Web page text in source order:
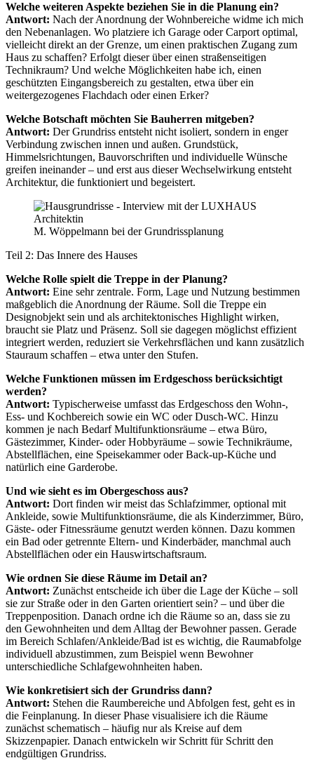
Welche weiteren Aspekte beziehen Sie in die Planung ein?
Antwort: Nach der Anordnung der Wohnbereiche widme ich mich
den Nebenanlagen. Wo platziere ich Garage oder Carport optimal,
vielleicht direkt an der Grenze, um einen praktischen Zugang zum
Haus zu schaffen? Erfolgt dieser über einen straßenseitigen
Technikraum? Und welche Möglichkeiten habe ich, einen
geschützten Eingangsbereich zu gestalten, etwa über ein
weitergezogenes Flachdach oder einen Erker?
Welche Botschaft möchten Sie Bauherren mitgeben?
Antwort: Der Grundriss entsteht nicht isoliert, sondern in enger
Verbindung zwischen innen und außen. Grundstück,
Himmelsrichtungen, Bauvorschriften und individuelle Wünsche
greifen ineinander – und erst aus dieser Wechselwirkung entsteht
Architektur, die funktioniert und begeistert.
M. Wöppelmann bei der Grundrissplanung
Teil 2: Das Innere des Hauses
Welche Rolle spielt die Treppe in der Planung?
Antwort: Eine sehr zentrale. Form, Lage und Nutzung bestimmen
maßgeblich die Anordnung der Räume. Soll die Treppe ein
Designobjekt sein und als architektonisches Highlight wirken,
braucht sie Platz und Präsenz. Soll sie dagegen möglichst effizient
integriert werden, reduziert sie Verkehrsflächen und kann zusätzlich
Stauraum schaffen – etwa unter den Stufen.
Welche Funktionen müssen im Erdgeschoss berücksichtigt
werden?
Antwort: Typischerweise umfasst das Erdgeschoss den Wohn-,
Ess- und Kochbereich sowie ein WC oder Dusch-WC. Hinzu
kommen je nach Bedarf Multifunktionsräume – etwa Büro,
Gästezimmer, Kinder- oder Hobbyräume – sowie Technikräume,
Abstellflächen, eine Speisekammer oder Back-up-Küche und
natürlich eine Garderobe.
Und wie sieht es im Obergeschoss aus?
Antwort: Dort finden wir meist das Schlafzimmer, optional mit
Ankleide, sowie Multifunktionsräume, die als Kinderzimmer, Büro,
Gäste- oder Fitnessräume genutzt werden können. Dazu kommen
ein Bad oder getrennte Eltern- und Kinderbäder, manchmal auch
Abstellflächen oder ein Hauswirtschaftsraum.
Wie ordnen Sie diese Räume im Detail an?
Antwort: Zunächst entscheide ich über die Lage der Küche – soll
sie zur Straße oder in den Garten orientiert sein? – und über die
Treppenposition. Danach ordne ich die Räume so an, dass sie zu
den Gewohnheiten und dem Alltag der Bewohner passen. Gerade
im Bereich Schlafen/Ankleide/Bad ist es wichtig, die Raumabfolge
individuell abzustimmen, zum Beispiel wenn Bewohner
unterschiedliche Schlafgewohnheiten haben.
Wie konkretisiert sich der Grundriss dann?
Antwort: Stehen die Raumbereiche und Abfolgen fest, geht es in
die Feinplanung. In dieser Phase visualisiere ich die Räume
zunächst schematisch – häufig nur als Kreise auf dem
Skizzenpapier. Danach entwickeln wir Schritt für Schritt den
endgültigen Grundriss.